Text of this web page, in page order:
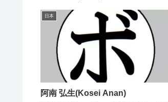
新人王 【戦歴】1966/05/29 ○4R判定
(採点不明) ...
日本
阿南 弘生(Kosei Anan)